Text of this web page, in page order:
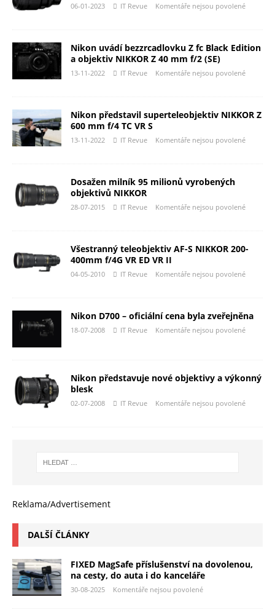
06-01-2023 IT Revue Komentáře nejsou povolené
Nikon uvádí bezzrcadlovku Z fc Black Edition
a objektiv NIKKOR Z 40 mm f/2 (SE)
13-11-2022 IT Revue Komentáře nejsou povolené
Nikon představil superteleobjektiv NIKKOR Z
600 mm f/4 TC VR S
13-11-2022 IT Revue Komentáře nejsou povolené
Dosažen milník 95 milionů vyrobených
objektivů NIKKOR
28-07-2015 IT Revue Komentáře nejsou povolené
Všestranný teleobjektiv AF-S NIKKOR 200-
400mm f/4G VR ED VR II
04-05-2010 IT Revue Komentáře nejsou povolené
Nikon D700 – oficiální cena byla zveřejněna
18-07-2008 IT Revue Komentáře nejsou povolené
Nikon představuje nové objektivy a výkonný
blesk
02-07-2008 IT Revue Komentáře nejsou povolené
Reklama/Advertisement
DALŠÍ ČLÁNKY
FIXED MagSafe příslušenství na dovolenou,
na cesty, do auta i do kanceláře
30-08-2025 Komentáře nejsou povolené